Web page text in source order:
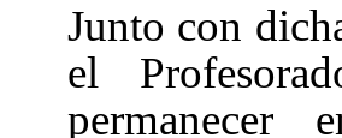
Junto con
el